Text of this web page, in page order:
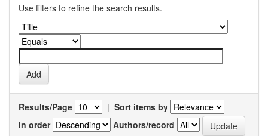
Use filters to refine the search results.
Results/Page | Sort items by
In order
Authors/record